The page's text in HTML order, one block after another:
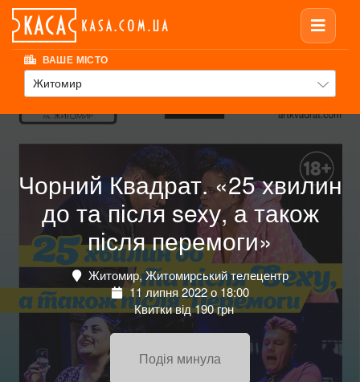
ВАШЕ МІСТО
Житомир
Чорний Квадрат. «25 хвилин
до та після sexу, а також
після перемоги»
Житомир, Житомирський телецентр
11 липня 2022 о 18:00
Квитки від 190 грн
Подія минула